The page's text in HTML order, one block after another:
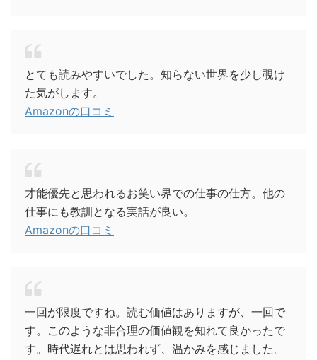
とても読みやすいでした。知らない世界を少し覗け
た気がします。
Amazonの口コミ
才能優先と思われるお笑い界での仕事の仕方。他の
仕事にも教訓となる実話が良い。
Amazonの口コミ
一回が限度ですね。読む価値はありますが、一回で
す。このような非合理の価値観を知れて良かったで
す。時代遅れとは思われず、温かみを感じました。